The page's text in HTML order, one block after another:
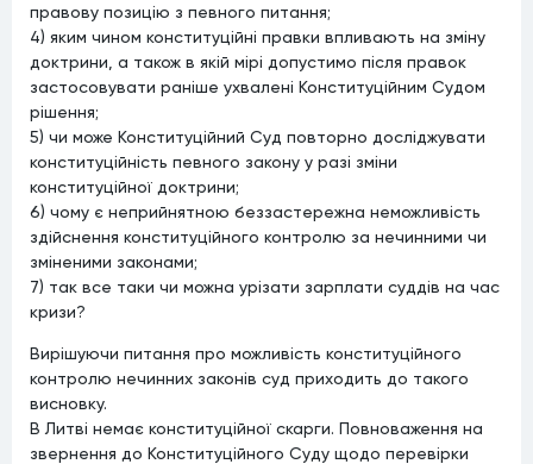
правову позицію з певного питання;
4) яким чином конституційні правки впливають на зміну
доктрини, а також в якій мірі допустимо після правок
застосовувати раніше ухвалені Конституційним Судом
рішення;
5) чи може Конституційний Суд повторно досліджувати
конституційність певного закону у разі зміни
конституційної доктрини;
6) чому є неприйнятною беззастережна неможливість
здійснення конституційного контролю за нечинними чи
зміненими законами;
7) так все таки чи можна урізати зарплати суддів на час
кризи?
Вирішуючи питання про можливість конституційного
контролю нечинних законів суд приходить до такого
висновку.
В Литві немає конституційної скарги. Повноваження на
звернення до Конституційного Суду щодо перевірки